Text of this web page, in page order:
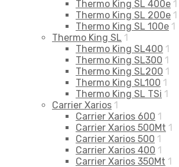
Thermo King SL 400e 1
Thermo King SL 200e 1
Thermo King SL 100e 1
Thermo King SL 1
Thermo King SL400 1
Thermo King SL300 1
Thermo King SL200 1
Thermo King SL100 1
Thermo King SL TSi 1
Carrier Xarios 1
Carrier Xarios 600 1
Carrier Xarios 500Mt 1
Carrier Xarios 500 1
Carrier Xarios 400 1
Carrier Xarios 350Mt 1